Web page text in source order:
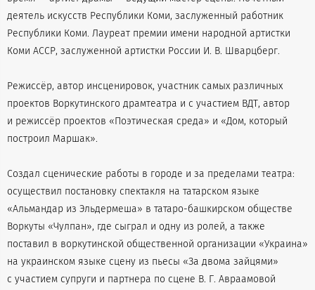
деятель искусств Республики Коми, заслуженный работник
Республики Коми. Лауреат премии имени народной артистки
Коми АССР, заслуженной артистки России И. В. Шварцберг.
Режиссёр, автор инсценировок, участник самых различных
проектов Воркутинского драмтеатра и с участием ВДТ, автор
и режиссёр проектов «Поэтическая среда» и «Дом, который
построил Маршак».
Создал сценические работы в городе и за пределами театра:
осуществил постановку спектакля на татарском языке
«Альмандар из Эльдермеша» в татаро-башкирском обществе
Воркуты «Чулпан», где сыграл и одну из ролей, а также
поставил в воркутинской общественной организации «Украина»
на украинском языке сцену из пьесы «За двома зайцями»
с участием супруги и партнера по сцене В. Г. Авраамовой